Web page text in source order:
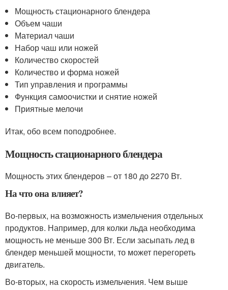
Мощность стационарного блендера
Объем чаши
Материал чаши
Набор чаш или ножей
Количество скоростей
Количество и форма ножей
Тип управления и программы
Функция самоочистки и снятие ножей
Приятные мелочи
Итак, обо всем поподробнее.
Мощность стационарного блендера
Мощность этих блендеров – от 180 до 2270 Вт.
На что она влияет?
Во-первых, на возможность измельчения отдельных
продуктов. Например, для колки льда необходима
мощность не меньше 300 Вт. Если засыпать лед в
блендер меньшей мощности, то может перегореть
двигатель.
Во-вторых, на скорость измельчения. Чем выше